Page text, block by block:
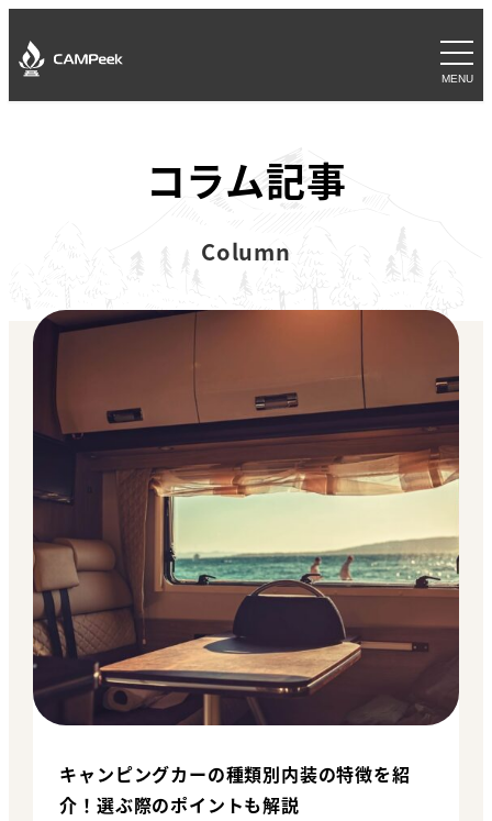
MENU
コラム記事
キャンピングカーの種類別内装の特徴を紹
介！選ぶ際のポイントも解説